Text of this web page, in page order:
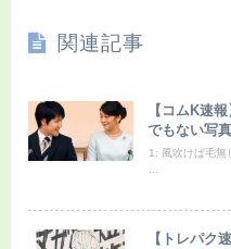
関連記事
【コムK速
でもない写
1: 風吹けば毛
...
【トレパク